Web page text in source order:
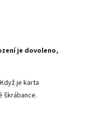
je dovoleno,
je karta
škrábance.